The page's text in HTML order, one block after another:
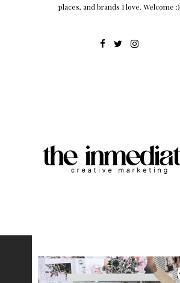
places, and brands I love. Welcome :)